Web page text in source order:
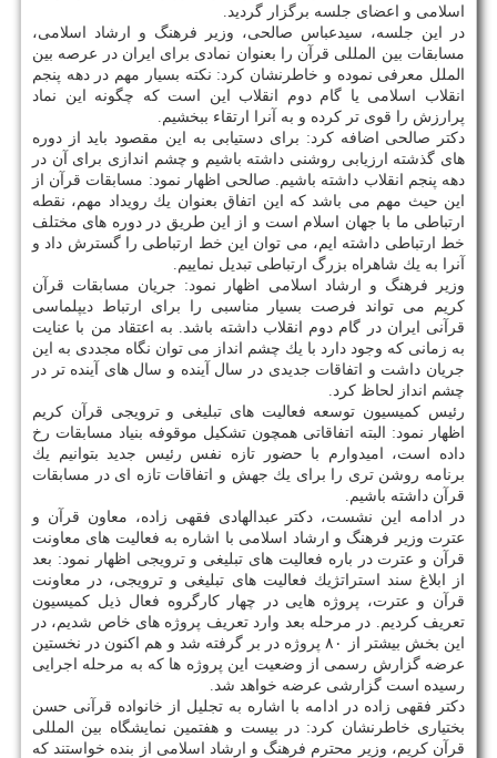
اسلامی و اعضای جلسه برگزار گردید.
در این جلسه، سیدعباس صالحی، وزیر فرهنگ و ارشاد اسلامی،
مسابقات بین المللی قرآن را بعنوان نمادی برای ایران در عرصه بین
الملل معرفی نموده و خاطرنشان كرد: نكته بسیار مهم در دهه پنجم
انقلاب اسلامی یا گام دوم انقلاب این است كه چگونه این نماد
پرارزش را قوی تر كرده و به آنرا ارتقاء ببخشیم.
دكتر صالحی اضافه كرد: برای دستیابی به این مقصود باید از دوره
های گذشته ارزیابی روشنی داشته باشیم و چشم اندازی برای آن در
دهه پنجم انقلاب داشته باشیم. صالحی اظهار نمود: مسابقات قرآن از
این حیث مهم می باشد كه این اتفاق بعنوان یك رویداد مهم، نقطه
ارتباطی ما با جهان اسلام است و از این طریق در دوره های مختلف
خط ارتباطی داشته ایم، می توان این خط ارتباطی را گسترش داد و
آنرا به یك شاهراه بزرگ ارتباطی تبدیل نماییم.
وزیر فرهنگ و ارشاد اسلامی اظهار نمود: جریان مسابقات قرآن
كریم می تواند فرصت بسیار مناسبی را برای ارتباط دیپلماسی
قرآنی ایران در گام دوم انقلاب داشته باشد. به اعتقاد من با عنایت
به زمانی كه وجود دارد با یك چشم انداز می توان نگاه مجددی به این
جریان داشت و اتفاقات جدیدی در سال آینده و سال های آینده تر در
چشم انداز لحاظ كرد.
رئیس كمیسیون توسعه فعالیت های تبلیغی و ترویجی قرآن كریم
اظهار نمود: البته اتفاقاتی همچون تشكیل موقوفه بنیاد مسابقات رخ
داده است، امیدوارم با حضور تازه نفس رئیس جدید بتوانیم یك
برنامه روشن تری را برای یك جهش و اتفاقات تازه ای در مسابقات
قرآن داشته باشیم.
در ادامه این نشست، دكتر عبدالهادی فقهی زاده، معاون قرآن و
عترت وزیر فرهنگ و ارشاد اسلامی با اشاره به فعالیت های معاونت
قرآن و عترت در باره فعالیت های تبلیغی و ترویجی اظهار نمود: بعد
از ابلاغ سند استراتژیك فعالیت های تبلیغی و ترویجی، در معاونت
قرآن و عترت، پروژه هایی در چهار كارگروه فعال ذیل كمیسیون
تعریف كردیم. در مرحله بعد وارد تعریف پروژه های خاص شدیم، در
این بخش بیشتر از ۸۰ پروژه در بر گرفته شد و هم اكنون در نخستین
عرضه گزارش رسمی از وضعیت این پروژه ها كه به مرحله اجرایی
رسیده است گزارشی عرضه خواهد شد.
دكتر فقهی زاده در ادامه با اشاره به تجلیل از خانواده قرآنی حسن
بختیاری خاطرنشان كرد: در بیست و هفتمین نمایشگاه بین المللی
قرآن كریم، وزیر محترم فرهنگ و ارشاد اسلامی از بنده خواستند كه